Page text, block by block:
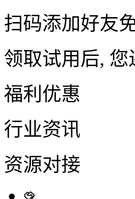
扫码添加好友
领取试用后, 您
福利优惠
行业资讯
资源对接